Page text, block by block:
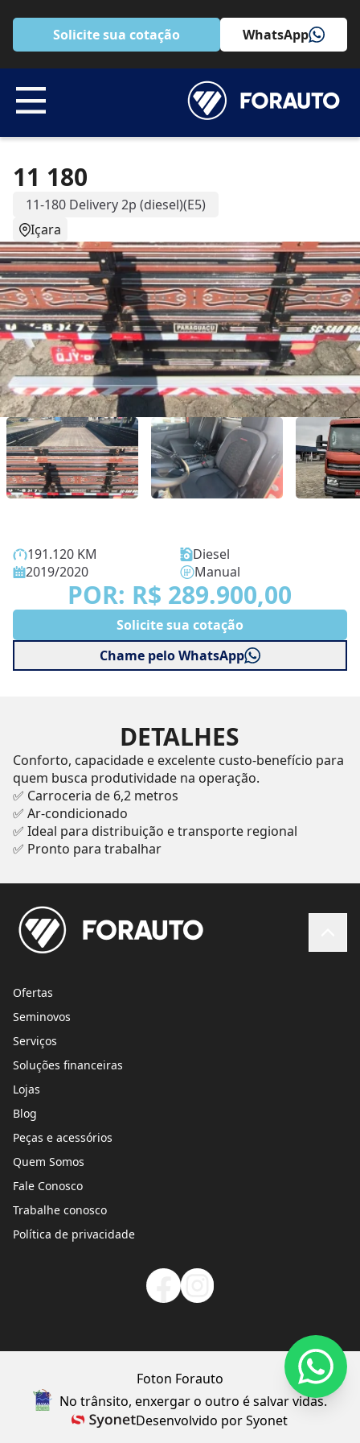
Solicite sua cotação WhatsApp
11 180
11-180 Delivery 2p (diesel)(E5)
Içara
191.120KM
2019/2020
Diesel
Manual
POR: R$ 289.900,00
Solicite sua cotação
Chame pelo WhatsApp
DETALHES
Conforto, capacidade e excelente custo-benefício para
quem busca produtividade na operação.
✅ Carroceria de 6,2 metros
✅ Ar-condicionado
✅ Ideal para distribuição e transporte regional
✅ Pronto para trabalhar
Ofertas
Seminovos
Serviços
Soluções financeiras
Lojas
Blog
Peças e acessórios
Quem Somos
Fale Conosco
Trabalhe conosco
Política de privacidade
Foton Forauto
No trânsito, enxergar o outro é salvar vidas.
Desenvolvido por Syonet